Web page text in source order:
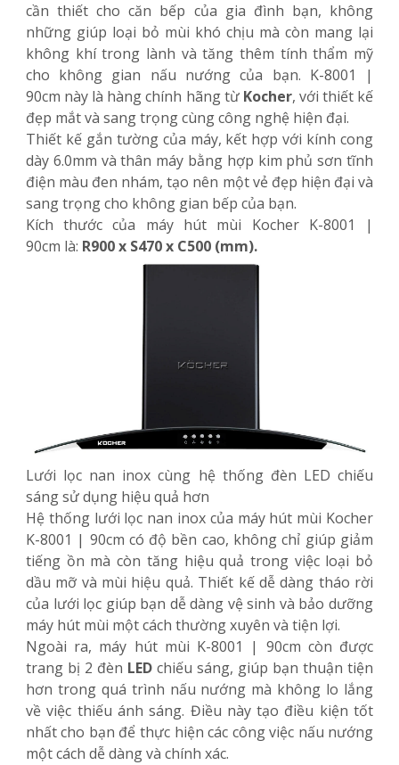
cần thiết cho căn bếp của gia đình bạn, không
những giúp loại bỏ mùi khó chịu mà còn mang lại
không khí trong lành và tăng thêm tính thẩm mỹ
cho không gian nấu nướng của bạn. K-8001 |
90cm này là hàng chính hãng từ Kocher, với thiết kế
đẹp mắt và sang trọng cùng công nghệ hiện đại.
Thiết kế gắn tường của máy, kết hợp với kính cong
dày 6.0mm và thân máy bằng hợp kim phủ sơn tĩnh
điện màu đen nhám, tạo nên một vẻ đẹp hiện đại và
sang trọng cho không gian bếp của bạn.
Kích thước của máy hút mùi Kocher K-8001 |
90cm là: R900 x S470 x C500 (mm).
Lưới lọc nan inox cùng hệ thống đèn LED chiếu
sáng sử dụng hiệu quả hơn
Hệ thống lưới lọc nan inox của máy hút mùi Kocher
K-8001 | 90cm có độ bền cao, không chỉ giúp giảm
tiếng ồn mà còn tăng hiệu quả trong việc loại bỏ
dầu mỡ và mùi hiệu quả. Thiết kế dễ dàng tháo rời
của lưới lọc giúp bạn dễ dàng vệ sinh và bảo dưỡng
máy hút mùi một cách thường xuyên và tiện lợi.
Ngoài ra, máy hút mùi K-8001 | 90cm còn được
trang bị 2 đèn LED chiếu sáng, giúp bạn thuận tiện
hơn trong quá trình nấu nướng mà không lo lắng
về việc thiếu ánh sáng. Điều này tạo điều kiện tốt
nhất cho bạn để thực hiện các công việc nấu nướng
một cách dễ dàng và chính xác.